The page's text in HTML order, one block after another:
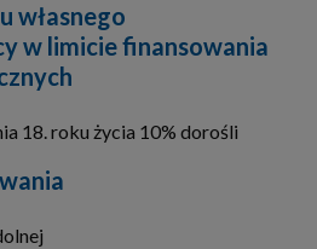
własnego
w limicie finansowania
18. roku życia 10% dorośli